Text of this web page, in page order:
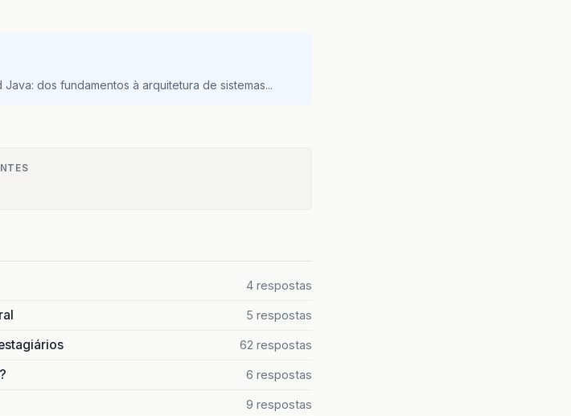
dos fundamentos à arquitetura de sistemas...
4 respostas
5 respostas
62 respostas
6 respostas
9 respostas